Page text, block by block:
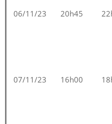
06/11/23 20h45
07/11/23 16h00